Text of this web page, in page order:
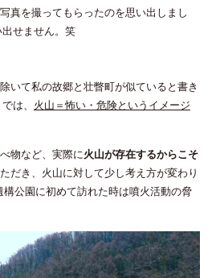
真を撮ってもらったのを思い出しまし
せません。笑
いて私の故郷と壮瞥町が似ていると書き
は、 火山＝怖い・危険というイメージ
物など、実際に火山が存在するからこそ
だき、火山に対して少し考え方が変わり
構公園に初めて訪れた時は噴火活動の脅